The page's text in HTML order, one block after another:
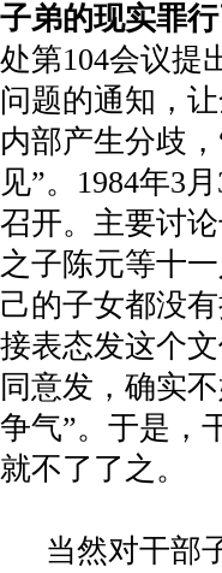
子弟的现实罪
处第104会议提
问题的通知，
内部产生分歧
见”。 1984年3月
召开。主要讨
之子陈元等十
己的子女都没
接表态发这个
同意发，确实
争气”。于是，
就不了了之。
当然对干部